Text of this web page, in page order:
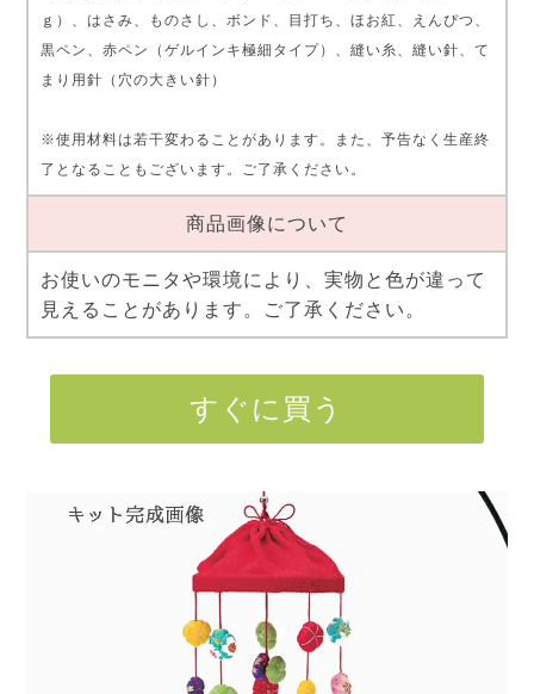
ｇ）、はさみ、ものさし、ボンド、目打ち、ほお紅、えんぴつ、
黒ペン、赤ペン（ゲルインキ極細タイプ）、縫い糸、縫い針、て
まり用針（穴の大きい針）
※使用材料は若干変わることがあります。また、予告なく生産終
了となることもございます。ご了承ください。
商品画像について
お使いのモニタや環境により、実物と色が違って
見えることがあります。ご了承ください。
すぐに買う